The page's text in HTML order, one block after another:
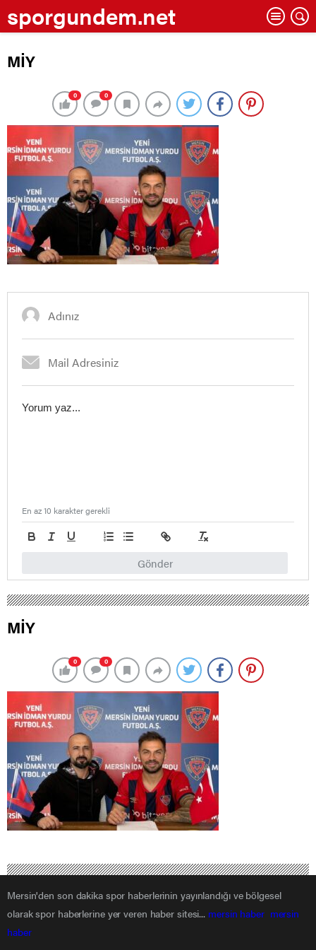
sporgundem.net
MİY
0 0
Gönder
En az 10 karakter gerekli
MİY
0 0
Mersin'den son dakika spor haberlerinin yayınlandığı ve bölgesel
olarak spor haberlerine yer veren haber sitesi... mersin haber mersin
haber